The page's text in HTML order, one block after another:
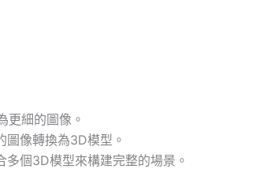
更細的圖像。
圖像轉換為3D模型。
多個3D模型來構建完整的場景。